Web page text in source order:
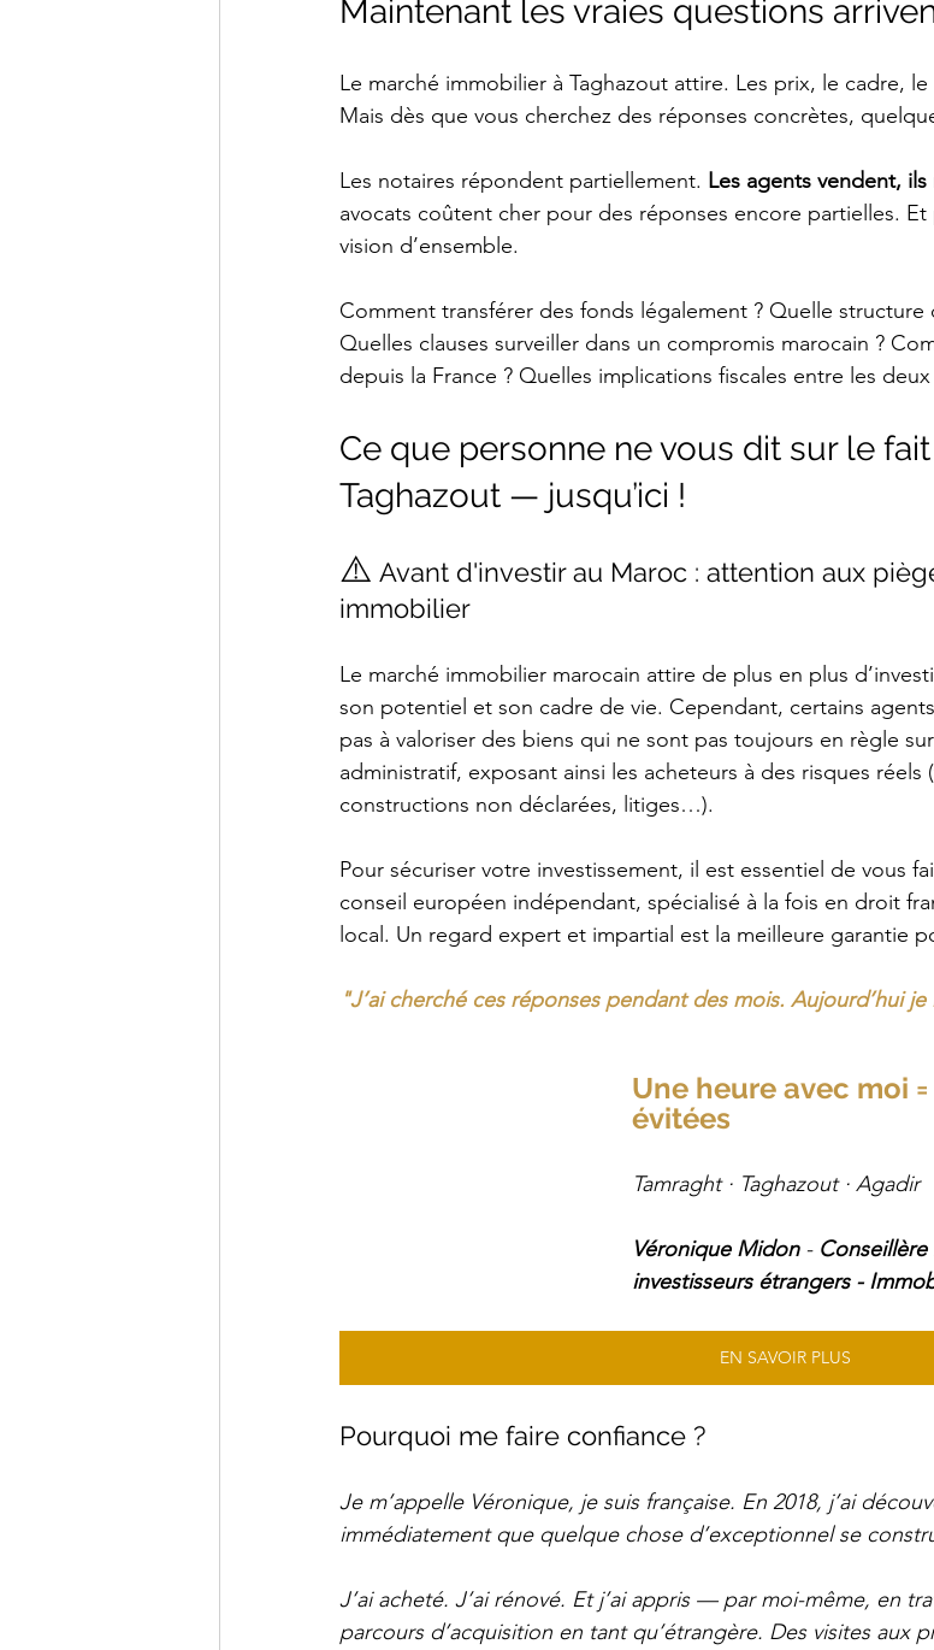
Maintenant les vraies questions
Le marché immobilier à Taghazout attire. Les prix, le cadre,
Mais dès que vous cherchez des réponses concrètes,
Les notaires répondent partiellement. Les agents vendent,
avocats coûtent cher pour des réponses encore partielles.
vision d’ensemble.
Comment transférer des fonds légalement ? Quelle structure
Quelles clauses surveiller dans un compromis marocain ?
depuis la France ? Quelles implications fiscales entre les deux
Ce que personne ne vous dit sur le fait
Taghazout — jusqu’ici !
⚠️ Avant d'investir au Maroc : attention aux
immobilier
Le marché immobilier marocain attire de plus en plus
son potentiel et son cadre de vie. Cependant, certains
pas à valoriser des biens qui ne sont pas toujours en règle
administratif, exposant ainsi les acheteurs à des risques
constructions non déclarées, litiges…).
Pour sécuriser votre investissement, il est essentiel de vous
conseil européen indépendant, spécialisé à la fois en droit
local. Un regard expert et impartial est la meilleure garantie
"J’ai cherché ces réponses pendant des mois. Aujourd’hui
Une heure avec moi
évitées
Tamraght · Taghazout · Agadir
Véronique Midon -
investisseurs étrangers -
EN SAVOIR PLUS
Pourquoi me faire confiance ?
Je m’appelle Véronique, je suis française. En 2018, j’ai
immédiatement que quelque chose d’exceptionnel se
J’ai acheté. J’ai rénové. Et j’ai appris — par moi-même, en
parcours d’acquisition en tant qu’étrangère. Des visites aux